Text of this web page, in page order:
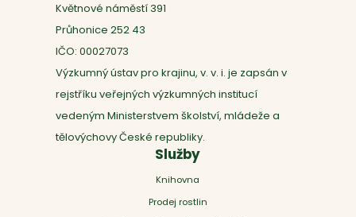
Květnové náměstí 391
Průhonice 252 43
IČO: 00027073
Výzkumný ústav pro krajinu, v. v. i. je zapsán v
rejstříku veřejných výzkumných institucí
vedeným Ministerstvem školství, mládeže a
tělovýchovy České republiky.
Služby
Knihovna
Prodej rostlin